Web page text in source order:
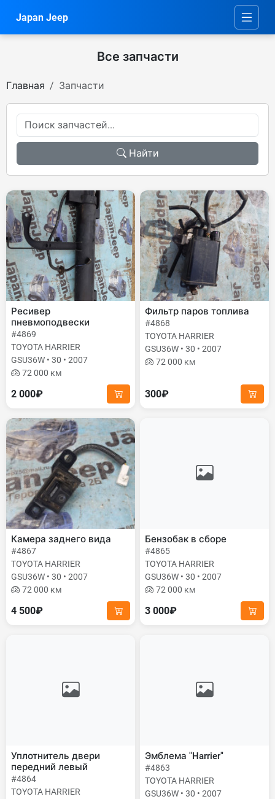
Japan Jeep
Все запчасти
Главная Запчасти
Найти
Ресивер
пневмоподвески
#4869
TOYOTA HARRIER
GSU36W • 30 • 2007
72 000 км
2 000₽
Фильтр паров топлива
#4868
TOYOTA HARRIER
GSU36W • 30 • 2007
72 000 км
300₽
Камера заднего вида
#4867
TOYOTA HARRIER
GSU36W • 30 • 2007
72 000 км
4 500₽
Бензобак в сборе
#4865
TOYOTA HARRIER
GSU36W • 30 • 2007
72 000 км
3 000₽
Уплотнитель двери
передний левый
#4864
TOYOTA HARRIER
Эмблема "Harrier"
#4863
TOYOTA HARRIER
GSU36W • 30 • 2007